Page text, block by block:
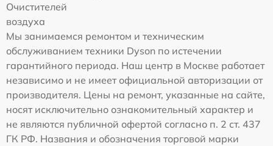
Очистителей
воздуха
Мы занимаемся ремонтом и техническим
обслуживанием техники Dyson по истечении
гарантийного периода. Наш центр в Москве работает
независимо и не имеет официальной авторизации от
производителя. Цены на ремонт, указанные на сайте,
носят исключительно ознакомительный характер и
не являются публичной офертой согласно п. 2 ст. 437
ГК РФ. Названия и обозначения торговой марки